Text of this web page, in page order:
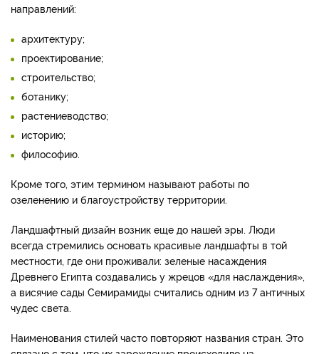
направлений:
архитектуру;
проектирование;
строительство;
ботанику;
растениеводство;
историю;
философию.
Кроме того, этим термином называют работы по
озеленению и благоустройству территории.
Ландшафтный дизайн возник еще до нашей эры. Люди
всегда стремились основать красивые ландшафты в той
местности, где они проживали: зеленые насаждения
Древнего Египта создавались у жрецов «для наслаждения»,
а висячие сады Семирамиды считались одним из 7 античных
чудес света.
Наименования стилей часто повторяют названия стран. Это